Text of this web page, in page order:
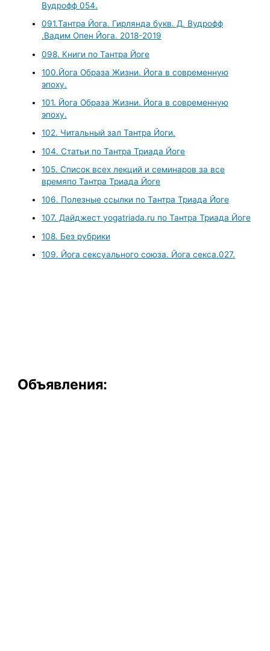
Вудрофф 054.
091.Тантра Йога. Гирлянда букв. Д. Вудрофф
.Вадим Опен Йога. 2018-2019
098. Книги по Тантра Йоге
100.Йога Образа Жизни. Йога в современную
эпоху.
101. Йога Образа Жизни. Йога в современную
эпоху.
102. Читальный зал Тантра Йоги.
104. Статьи по Тантра Триада Йоге
105. Список всех лекций и семинаров за все
времяпо Тантра Триада Йоге
106. Полезные ссылки по Тантра Триада Йоге
107. Дайджест yogatriada.ru по Тантра Триада Йоге
108. Без рубрики
109. Йога сексуального союза. Йога секса.027.
Объявления: